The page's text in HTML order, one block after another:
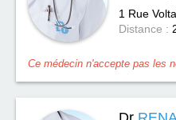
1 Rue
Distance :
Ce médecin n'accepte pas les